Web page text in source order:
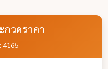
กวดราคา
4165